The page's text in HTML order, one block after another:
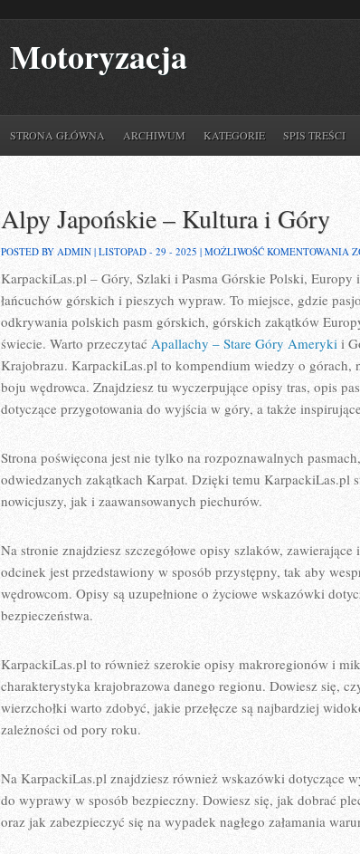
Motoryzacja
STRONA GŁÓWNA ARCHIWUM KATEGORIE SPIS TREŚCI
Alpy Japońskie – Kultura i Góry
POSTED BY ADMIN | LISTOPAD - 29 - 2025 | MOŻLIWOŚĆ KOMENTOWANIA
–
I
KarpackiLas.pl – Góry, Szlaki i Pasma Górskie Polski, Europy
łańcuchów górskich i pieszych wypraw. To miejsce, gdzie
odkrywania polskich pasm górskich, górskich zakątków
świecie. Warto przeczytać Apallachy – Stare Góry Ameryki i
Krajobrazu. KarpackiLas.pl to kompendium wiedzy o górach,
boju wędrowca. Znajdziesz tu wyczerpujące opisy tras, opis
dotyczące przygotowania do wyjścia w góry, a także
Strona poświęcona jest nie tylko na rozpoznawalnych
odwiedzanych zakątkach Karpat. Dzięki temu KarpackiLas.pl
nowicjuszy, jak i zaawansowanych piechurów.
Na stronie znajdziesz szczegółowe opisy szlaków,
odcinek jest przedstawiony w sposób przystępny, tak aby
wędrowcom. Opisy są uzupełnione o życiowe wskazówki
bezpieczeństwa.
KarpackiLas.pl to również szerokie opisy makroregionów i
charakterystyka krajobrazowa danego regionu. Dowiesz się,
wierzchołki warto zdobyć, jakie przełęcze są najbardziej
zależności od pory roku.
Na KarpackiLas.pl znajdziesz również wskazówki dotyczące
do wyprawy w sposób bezpieczny. Dowiesz się, jak dobrać
oraz jak zabezpieczyć się na wypadek nagłego załamania